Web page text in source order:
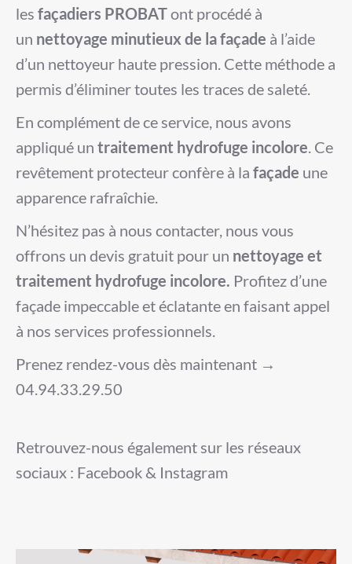
les façadiers PROBATont procédé à
un nettoyage minutieux de la façade à l’aide
d’un nettoyeur haute pression. Cette méthode a
permis d’éliminer toutes les traces de saleté.
En complément de ce service, nous avons
appliqué un traitement hydrofuge incolore . Ce
revêtement protecteur confère à la façade une
apparence rafraîchie.
N’hésitez pas à nous contacter, nous vous
offrons un devis gratuit pour un nettoyage et
traitement hydrofuge incolore. Profitez d’une
façade impeccable et éclatante en faisant appel
à nos services professionnels.
Prenez rendez-vous dès maintenant →
04.94.33.29.50
Retrouvez-nous également sur les réseaux
sociaux : Facebook & Instagram